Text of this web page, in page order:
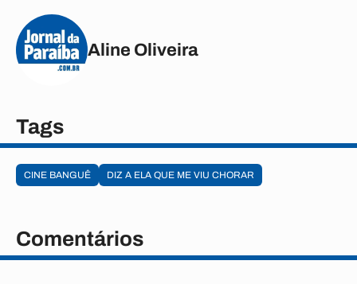
Aline Oliveira
Tags
CINE BANGUÊ DIZ A ELA QUE ME VIU CHORAR
Comentários